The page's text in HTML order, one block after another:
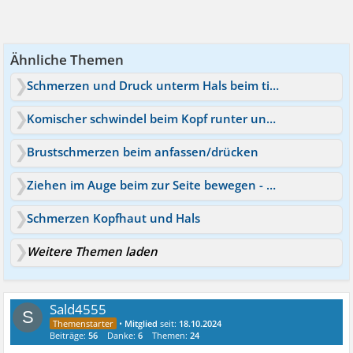
Ähnliche Themen
Schmerzen und Druck unterm Hals beim tiefen einatmen
Komischer schwindel beim Kopf runter und hoch bewegen ?
Brustschmerzen beim anfassen/drücken
Ziehen im Auge beim zur Seite bewegen - Hirntumor?
Schmerzen Kopfhaut und Hals
Weitere Themen laden
S Sald4555
• Mitglied seit: 18.10.2024
Beiträge:56 Danke:6 Themen:24